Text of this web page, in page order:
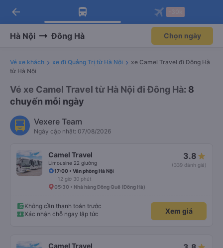
Tải app Vexere ngay!
Nhận ưu đãi thành viên độc
Mở app
Tải app Vexere
-30k/ghế khi đặt vé máy bay qua
Mở app
arrow_back
Hà Nội Đông Hà Chọn ngày
Vé xe khách xe đi Quảng Trị từ Hà Nội
xe Camel Travel đi Đông Hà
từ Hà Nội
Vé xe Camel Travel từ Hà Nội đi Đông Hà: 8
chuyến mỗi ngày
Vexere Team
Ngày cập nhật: 07/08/2026
Camel Travel
Limousine 22 giường
3.8
(339 đánh giá)
17:00 • Văn phòng Hà Nội
12 giờ 30 phút
05:30 • Nhà hàng Đồng Quê (Đông Hà)
Không cần thanh toán trước
Xác nhận chỗ ngay lập tức
Xem giá
Camel Travel